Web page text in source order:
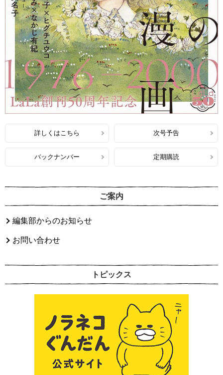
詳しくはこちら 次号予告
バックナンバー 定期購読
ご案内
編集部からのお知らせ
お問い合わせ
トピックス